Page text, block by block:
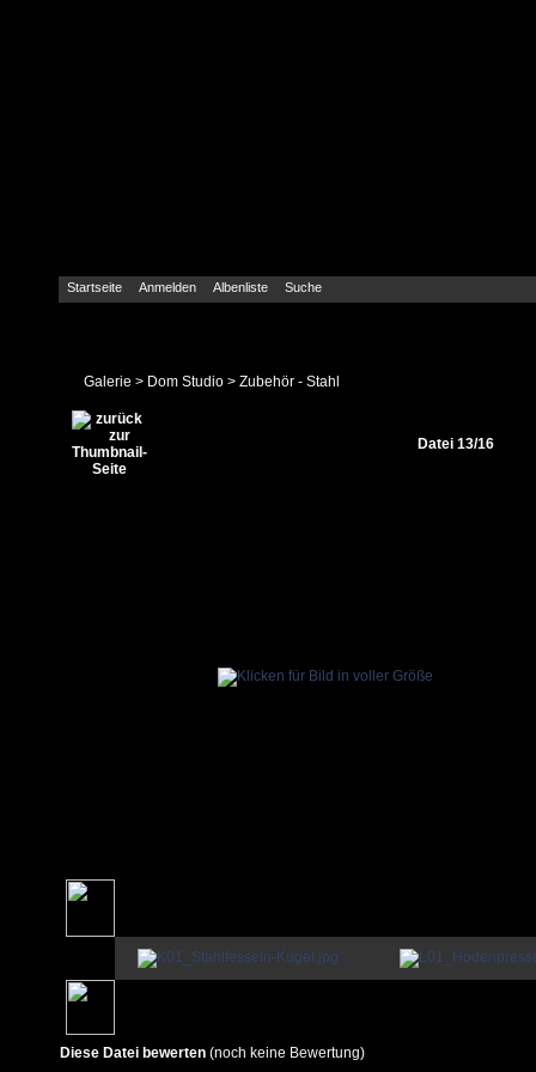
Startseite Anmelden Albenliste Suche
Galerie > Dom Studio > Zubehör - Stahl
Datei 13/16
Diese Datei bewerten (noch keine Bewertung)